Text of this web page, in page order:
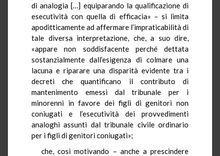
di analogia […] equiparando la qualificazione di
esecutività con quella di efficacia» – si limita
apoditticamente ad affermare l’impraticabilità di
tale diversa interpretazione, che, a suo dire,
«appare non soddisfacente perché dettata
sostanzialmente dall’esigenza di colmare una
lacuna e riparare una disparità evidente tra i
decreti che quantificano il contributo di
mantenimento emessi dal tribunale per i
minorenni in favore dei figli di genitori non
coniugati e l’esecutività dei provvedimenti
analoghi assunti dal tribunale civile ordinario
per i figli di genitori coniugati»;
che, così motivando – anche a prescindere